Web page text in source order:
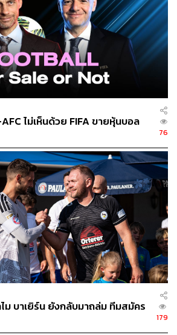
ไม่เห็นด้วย FIFA ขายหุ้นบอล
76
ม บาเยิร์น ยังกลับมาถล่ม ทีมสมัคร
179